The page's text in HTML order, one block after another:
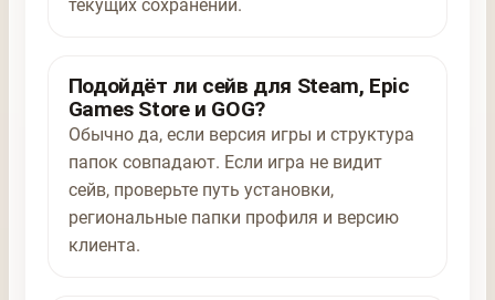
текущих сохранений.
Подойдёт ли сейв для Steam, Epic
Games Store и GOG?
Обычно да, если версия игры и структура
папок совпадают. Если игра не видит
сейв, проверьте путь установки,
региональные папки профиля и версию
клиента.